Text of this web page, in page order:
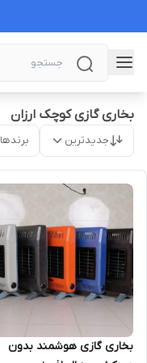
بخاری گازی کوچک ارزان
جدیدترین برندها
بخاری گازی هوشمند بدون